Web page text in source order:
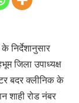
निर्देशानुसार
जिला उपाध्यक्ष
बदर क्लीनिक के
शाही रोड नंबर